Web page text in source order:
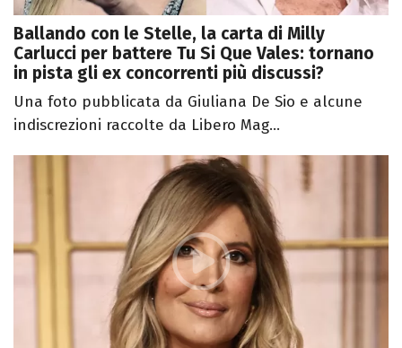
Ballando con le Stelle, la carta di Milly
Carlucci per battere Tu Si Que Vales: tornano
in pista gli ex concorrenti più discussi?
Una foto pubblicata da Giuliana De Sio e alcune
indiscrezioni raccolte da Libero Mag...